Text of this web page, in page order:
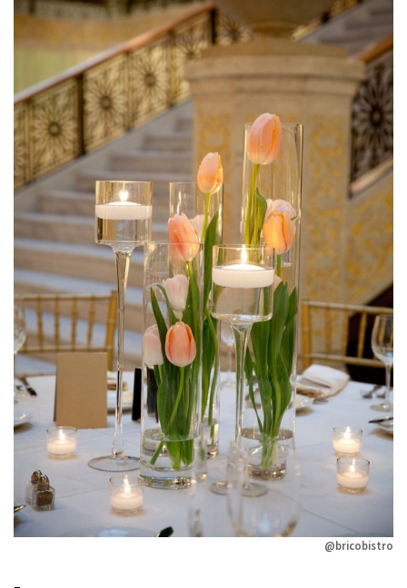
@bricobistro